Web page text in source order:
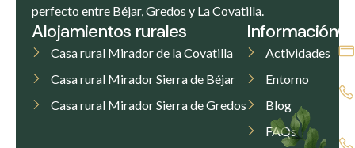
perfecto entre Béjar, Gredos y La Covatilla.
Alojamientos rurales
Casa rural Mirador de la Covatilla
Casa rural Mirador Sierra de Béjar
Casa rural Mirador Sierra de Gredos
Información
Actividades
Entorno
Blog
FAQs